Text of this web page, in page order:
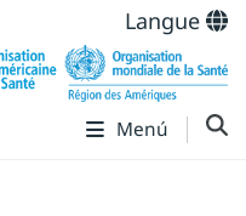
Langue
Menú